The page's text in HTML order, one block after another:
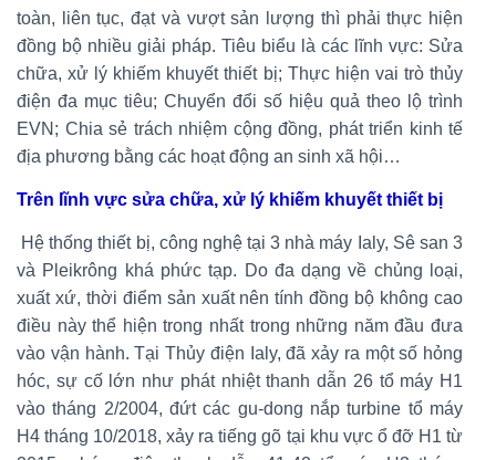
toàn, liên tục, đạt và vượt sản lượng thì phải thực hiện
đồng bộ nhiều giải pháp. Tiêu biểu là các lĩnh vực: Sửa
chữa, xử lý khiếm khuyết thiết bị; Thực hiện vai trò thủy
điện đa mục tiêu; Chuyển đổi số hiệu quả theo lộ trình
EVN; Chia sẻ trách nhiệm cộng đồng, phát triển kinh tế
địa phương bằng các hoạt động an sinh xã hội…
Trên lĩnh vực sửa chữa, xử lý khiếm khuyết thiết bị
Hệ thống thiết bị, công nghệ tại 3 nhà máy Ialy, Sê san 3
và Pleikrông khá phức tạp. Do đa dạng về chủng loại,
xuất xứ, thời điểm sản xuất nên tính đồng bộ không cao
điều này thể hiện trong nhất trong những năm đầu đưa
vào vận hành. Tại Thủy điện Ialy, đã xảy ra một số hỏng
hóc, sự cố lớn như phát nhiệt thanh dẫn 26 tổ máy H1
vào tháng 2/2004, đứt các gu-dong nắp turbine tổ máy
H4 tháng 10/2018, xảy ra tiếng gõ tại khu vực ổ đỡ H1 từ